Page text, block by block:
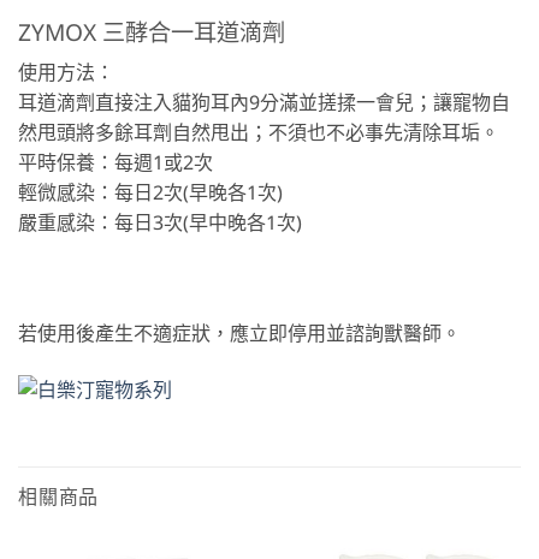
ZYMOX 三酵合一耳道滴劑
使用方法：
耳道滴劑直接注入貓狗耳內9分滿並搓揉一會兒；讓寵物自
然甩頭將多餘耳劑自然甩出；不須也不必事先清除耳垢。
平時保養：每週1或2次
輕微感染：每日2次(早晚各1次)
嚴重感染：每日3次(早中晚各1次)
若使用後產生不適症狀，應立即停用並諮詢獸醫師。
相關商品